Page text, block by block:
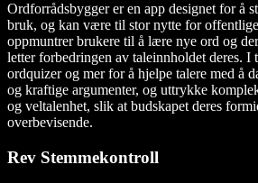
Ordforrådsbygger er en app designet for å
bruk, og kan være til stor nytte for
oppmuntrer brukere til å lære nye ord og
letter forbedringen av taleinnholdet deres. I
ordquizer og mer for å hjelpe talere med å
og kraftige argumenter, og uttrykke
og veltalenhet, slik at budskapet deres
overbevisende.
Rev Stemmekontroll